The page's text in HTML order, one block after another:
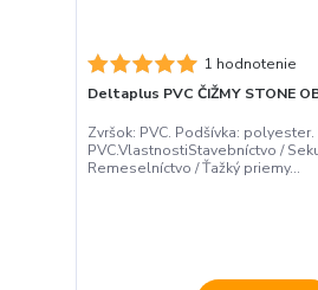
1 hodnotenie
Deltaplus PVC ČIŽMY STONE
Zvršok: PVC. Podšívka: polyester.
PVC.VlastnostiStavebníctvo /
Remeselníctvo / Ťažký priemy...